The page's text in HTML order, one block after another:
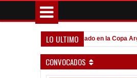
LO ULTIMO
Todo confirmado en la Copa Argentina
CONVOCADOS